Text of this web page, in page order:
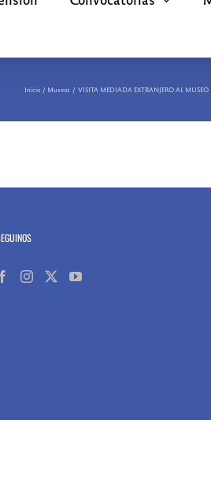
Inicio Museos VISITA MEDIADA EXTRANJERO AL MUSEO